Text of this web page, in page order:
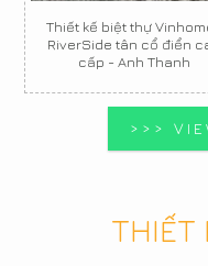
Thiết kế biệt thự
RiverSide tân cổ điển
cấp - Anh Thanh
>>>
THIẾT